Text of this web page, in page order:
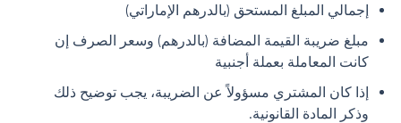
إجمالي المبلغ المستحق (بالدرهم الإماراتي)
مبلغ ضريبة القيمة المضافة (بالدرهم) وسعر الصرف إن
كانت المعاملة بعملة أجنبية
إذا كان المشتري مسؤولاً عن الضريبة، يجب توضيح ذلك
وذكر المادة القانونية.